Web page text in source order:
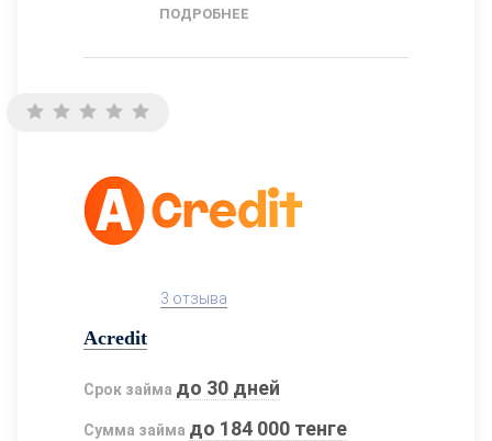
ПОДРОБНЕЕ
3 отзыва
Acredit
Срок займа до 30 дней
Сумма займа до 184 000 тенге